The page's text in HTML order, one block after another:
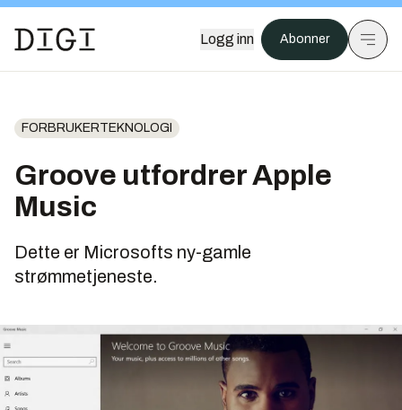
Logg inn Abonner
FORBRUKERTEKNOLOGI
Groove utfordrer Apple
Music
Dette er Microsofts ny-gamle
strømmetjeneste.